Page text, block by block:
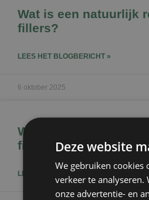
Wat is een natuurlijk
fillers?
LEES HET BLOGBERICHT »
6 oktober 2025
Wat is het verschil
fillers?
LEES HET BLOGBERICHT »
Deze website
We gebruiken cookies
verkeer te
onze advertentie- en